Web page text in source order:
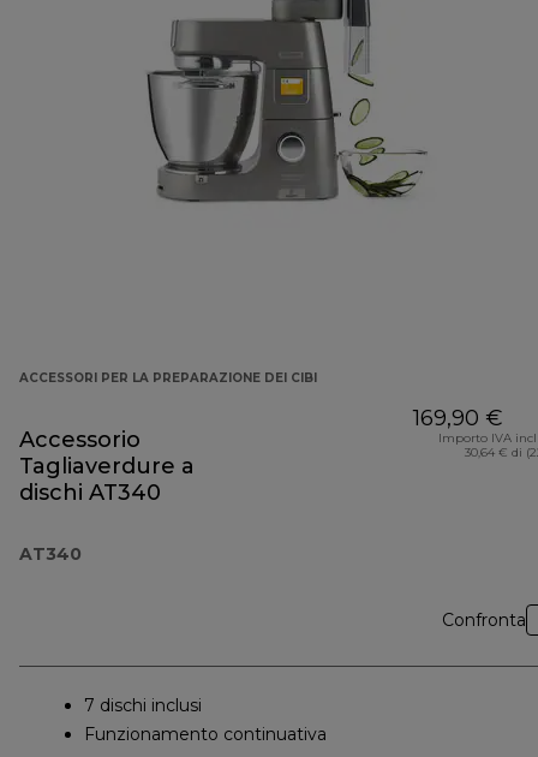
ACCESSORI PER LA PREPARAZIONE DEI CIBI
Accessorio
Tagliaverdure a
dischi AT340
AT340
169,90 €
Importo IVA
30,64 € di
Confronta
7 dischi inclusi
Funzionamento continuativa